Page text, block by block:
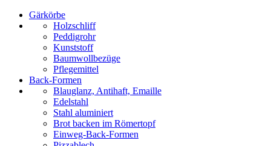
Gärkörbe
Holzschliff
Peddigrohr
Kunststoff
Baumwollbezüge
Pflegemittel
Back-Formen
Blauglanz, Antihaft, Emaille
Edelstahl
Stahl aluminiert
Brot backen im Römertopf
Einweg-Back-Formen